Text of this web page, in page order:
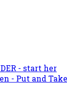
- start her
- Put and